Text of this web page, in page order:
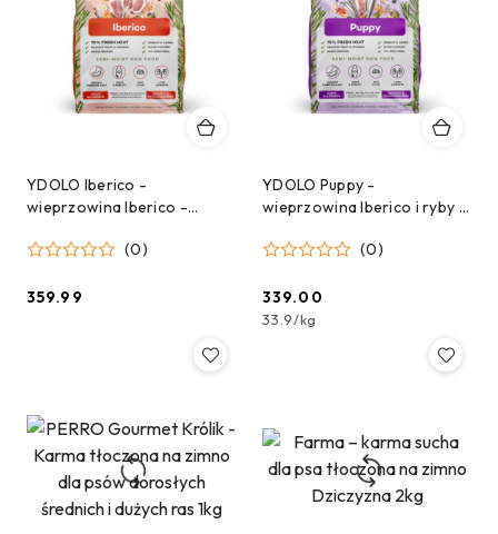
YDOLO Iberico -
wieprzowina Iberico -
10kg
(0)
Cena:
359.99
YDOLO Puppy -
wieprzowina Iberico i ryby -
szczeniąt 10kg(0)
Cena:
339.00
33.9/kg